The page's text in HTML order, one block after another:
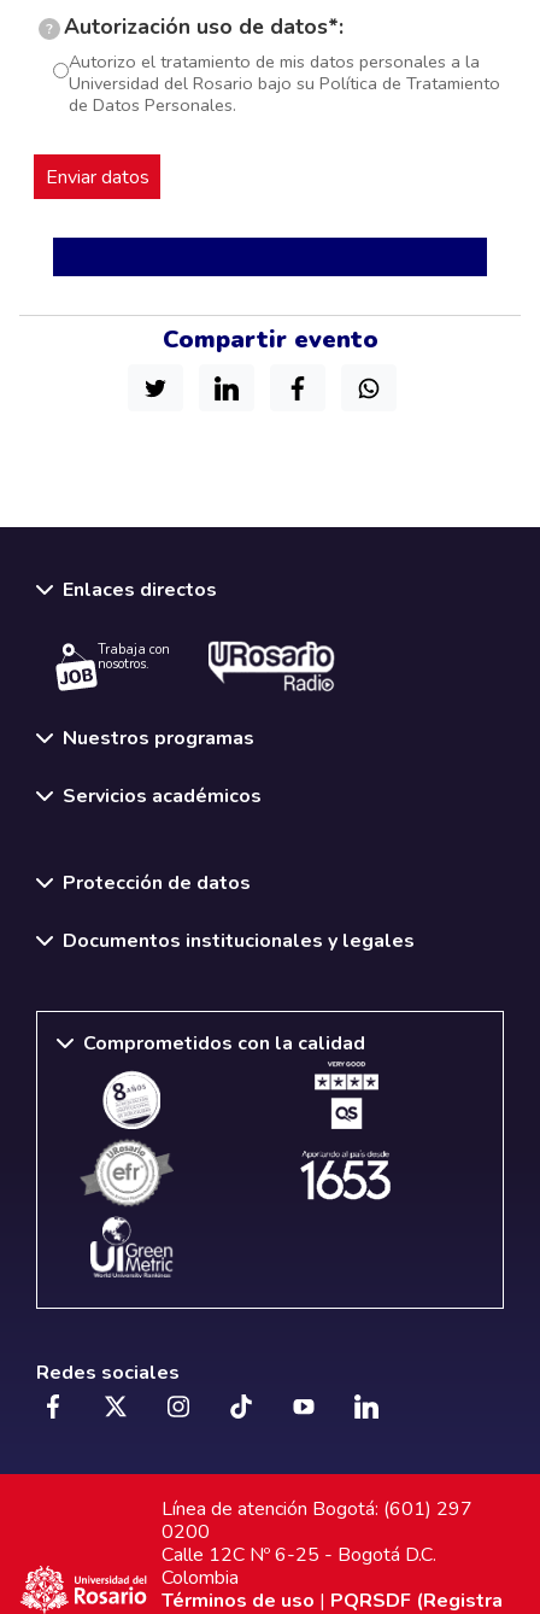
? Autorización uso de datos*:
Autorizo el tratamiento de mis datos personales a la
Universidad del Rosario bajo su Política de Tratamiento
de Datos Personales.
Compartir evento
Enlaces directos
Trabaja con
nosotros.
Nuestros programas
Servicios académicos
Protección de datos
Documentos institucionales y legales
Comprometidos con la calidad
Redes sociales
Línea de atención Bogotá: (601) 297
0200
Calle 12C Nº 6-25 - Bogotá D.C.
Colombia
Términos de uso | PQRSDF (Registra